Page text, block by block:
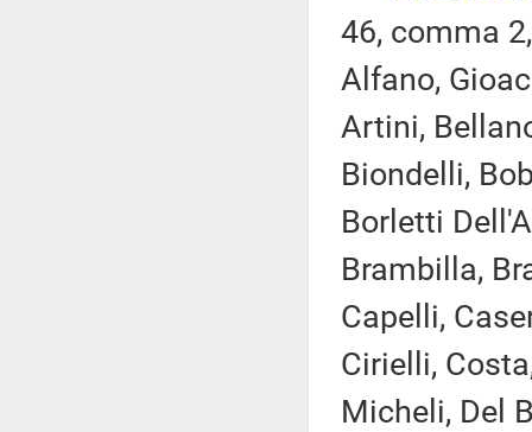
46, comma
Alfano,
Artini,
Biondelli,
Borletti
Brambilla,
Capelli,
Cirielli,
Micheli, Del